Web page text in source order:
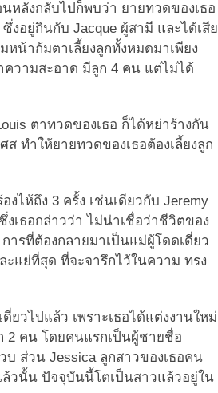
นหลังกลับไปก็พบว่า ยายทวดของเธอ
งอยู่กินกับ Jacque ผู้สามี และได้เสีย
น้าก้มตาเลี้ยงลูกทั้งหมดมาเพียง
ความสะอาด มีลูก 4 คน แต่ไม่ได้
ตาทวดของเธอ ก็ได้หย่าร้างกัน
ทำให้ยายทวดของเธอต้องเลี้ยงลูก
องไห้ถึง 3 ครั้ง เช่นเดียวกับ Jeremy
เธอกล่าวว่า ไม่น่าเชื่อว่าชีวิตของ
ารที่ต้องกลายมาเป็นแม่ผู้โดดเดี่ยว
แย่ที่สุด ที่จะจารึกไว้ในความ ทรง
วไปแล้ว เพราะเธอได้แต่งงานใหม่
2 คน โดยคนแรกเป็นผู้ชายชื่อ
บ ส่วน Jessica ลูกสาวของเธอคน
ล้วนั้น ปัจจุบันนี้โตเป็นสาวแล้วอยู่ใน